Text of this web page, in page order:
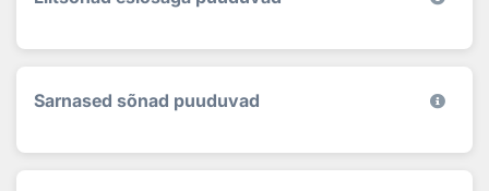
Sarnased sõnad puuduvad